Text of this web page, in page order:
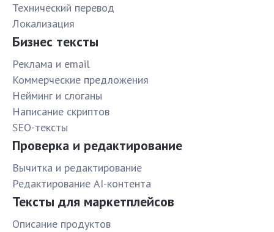
Технический перевод
Локализация
Бизнес тексты
Реклама и email
Коммерческие предложения
Нейминг и слоганы
Написание скриптов
SEO-тексты
Проверка и редактирование
Вычитка и редактирование
Редактирование AI-контента
Тексты для маркетплейсов
Описание продуктов